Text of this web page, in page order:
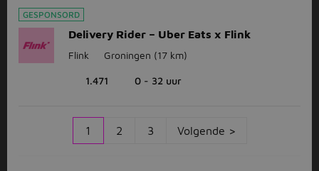
GESPONSORD
Delivery Rider – Uber Eats x Flink
Flink Groningen (17 km)
1.471 0 - 32 uur
1 2 3 Volgende >